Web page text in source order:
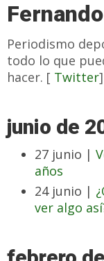
Periodismo
todo lo que
hacer. [ Twitter]
junio de
27 junio |
años
24 junio |
ver algo